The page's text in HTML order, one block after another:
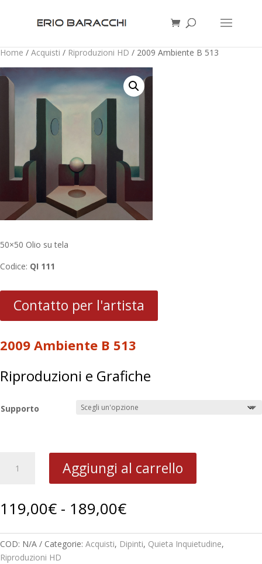
Home / Acquisti / Riproduzioni HD / 2009 Ambiente B 513
50×50 Olio su tela
Codice: QI 111
Contatto per l'artista
2009 Ambiente B 513
Riproduzioni e Grafiche
Supporto
Ambiente
quantità
Aggiungi al carrello
119,00€ - 189,00€Fascia
di
prezzo:
da
COD: N/A Categorie: Acquisti, Dipinti, Quieta Inquietudine,
Riproduzioni HD